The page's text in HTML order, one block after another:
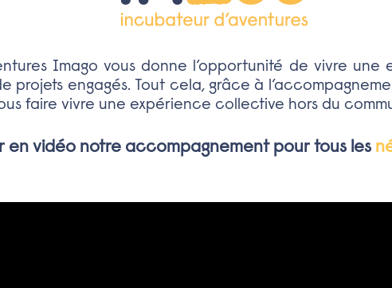
Imago vous donne l’opportunité de vivre
projets engagés. Tout cela, grâce à
faire vivre une expérience collective hors du
en vidéo notre accompagnement pour tous les